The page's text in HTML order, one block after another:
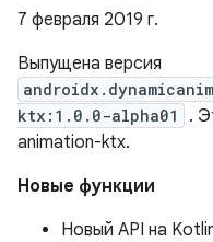
7 февраля 2019 г.
Выпущена версия
ktx:1.0.0-alpha01
.
animation-ktx.
Новые функции
Новый API на